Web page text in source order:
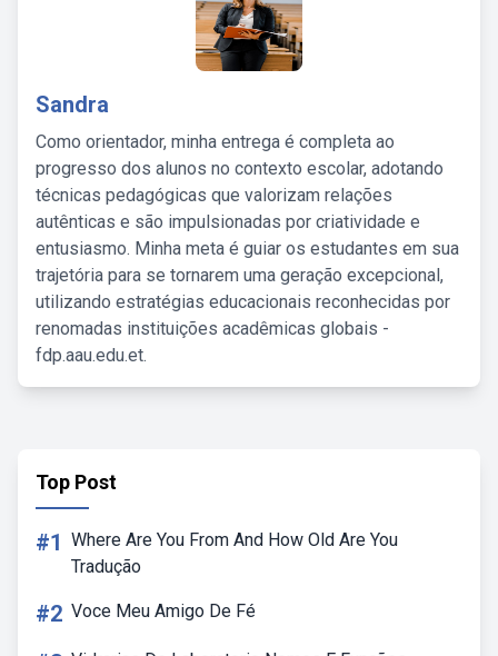
Sandra
Como orientador, minha entrega é completa ao
progresso dos alunos no contexto escolar, adotando
técnicas pedagógicas que valorizam relações
autênticas e são impulsionadas por criatividade e
entusiasmo. Minha meta é guiar os estudantes em sua
trajetória para se tornarem uma geração excepcional,
utilizando estratégias educacionais reconhecidas por
renomadas instituições acadêmicas globais -
fdp.aau.edu.et.
Top Post
#1 Where Are You From And How Old Are You
Tradução
#2 Voce Meu Amigo De Fé